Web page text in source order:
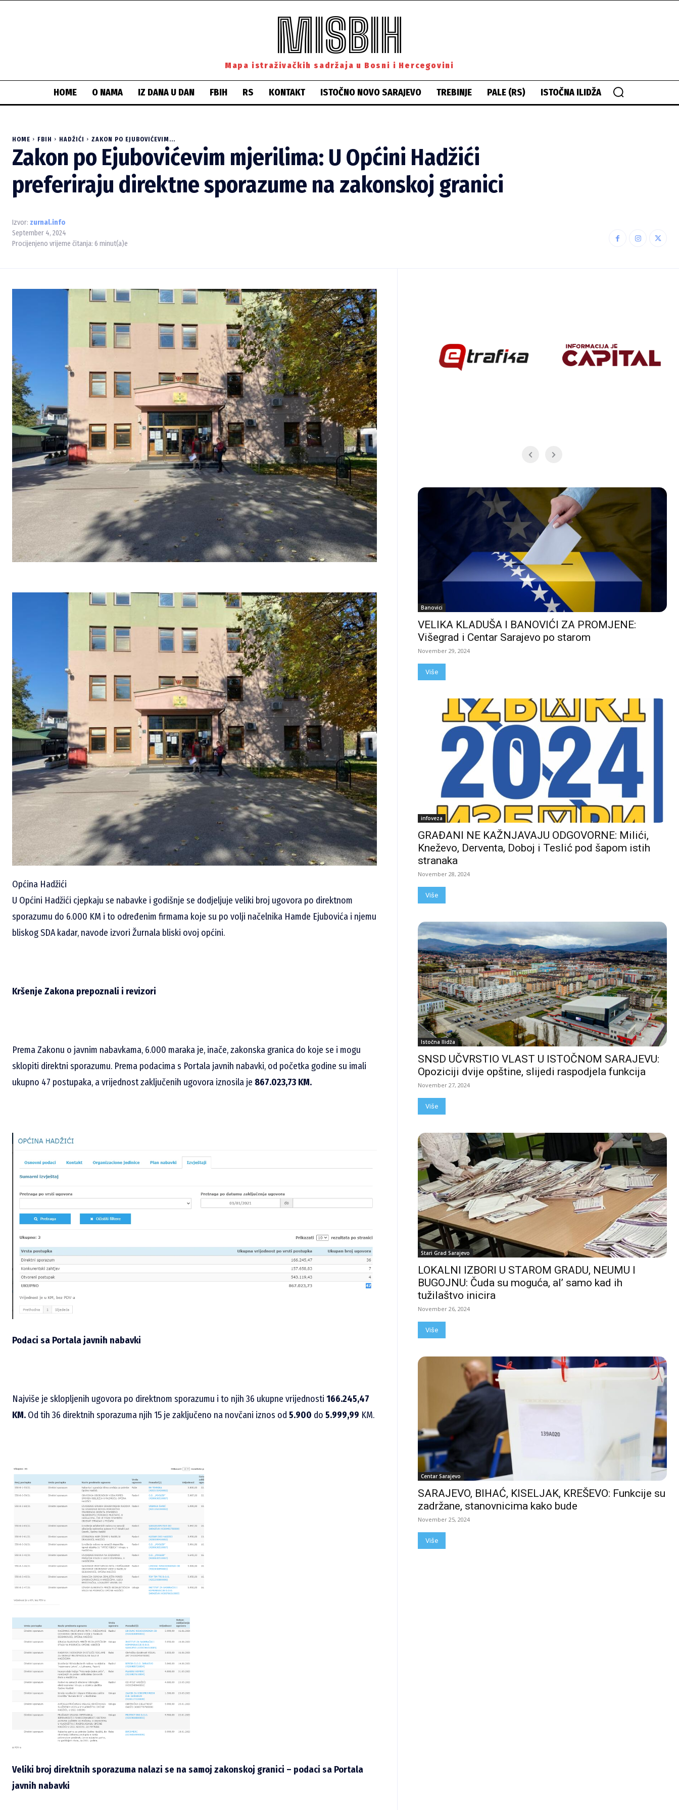
MISBIH
Mapa istraživačkih sadržaja u Bosni i Hercegovini
HOME O NAMA IZ DANA U DAN FBIH RS KONTAKT ISTOČNO NOVO SARAJEVO TREBINJE PALE (RS) ISTOČNA ILIDŽA
HOME FBIH HADŽIĆI ZAKON PO EJUBOVIĆEVIM...
Zakon po Ejubovićevim mjerilima: U Općini Hadžići
preferiraju direktne sporazume na zakonskoj granici
Izvor: zurnal.info
September 4, 2024
Procijenjeno vrijeme čitanja: 6 minut(a)e
Općina Hadžići
U Općini Hadžići cjepkaju se nabavke i godišnje se dodjeljuje veliki broj ugovora po direktnom
sporazumu do 6.000 KM i to određenim firmama koje su po volji načelnika Hamde Ejubovića i njemu
bliskog SDA kadar, navode izvori Žurnala bliski ovoj općini.
Kršenje Zakona prepoznali i revizori
Prema Zakonu o javnim nabavkama, 6.000 maraka je, inače, zakonska granica do koje se i mogu
sklopiti direktni sporazumu. Prema podacima s Portala javnih nabavki, od početka godine su imali
ukupno 47 postupaka, a vrijednost zaključenih ugovora iznosila je 867.023,73 KM.
Podaci sa Portala javnih nabavki
Najviše je sklopljenih ugovora po direktnom sporazumu i to njih 36 ukupne vrijednosti 166.245,47
KM. Od tih 36 direktnih sporazuma njih 15 je zaključeno na novčani iznos od 5.900 do 5.999,99 KM.
Veliki broj direktnih sporazuma nalazi se na samoj zakonskoj granici – podaci sa Portala
javnih nabavki
Banovici
VELIKA KLADUŠA I BANOVIĆI ZA PROMJENE:
Višegrad i Centar Sarajevo po starom
November 29, 2024
Više
infoveza
GRAĐANI NE KAŽNJAVAJU ODGOVORNE: Milići,
Kneževo, Derventa, Doboj i Teslić pod šapom istih
stranaka
November 28, 2024
Više
Istočna Ilidža
SNSD UČVRSTIO VLAST U ISTOČNOM SARAJEVU:
Opoziciji dvije opštine, slijedi raspodjela funkcija
November 27, 2024
Više
Stari Grad Sarajevo
LOKALNI IZBORI U STAROM GRADU, NEUMU I
BUGOJNU: Čuda su moguća, al’ samo kad ih
tužilaštvo inicira
November 26, 2024
Više
Centar Sarajevo
SARAJEVO, BIHAĆ, KISELJAK, KREŠEVO: Funkcije su
zadržane, stanovnicima kako bude
November 25, 2024
Više